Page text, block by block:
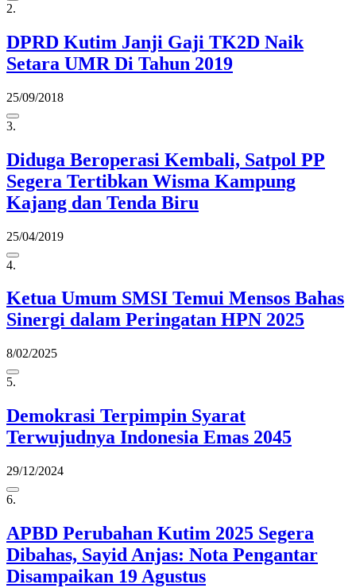
2.
DPRD Kutim Janji Gaji TK2D Naik
Setara UMR Di Tahun 2019
25/09/2018
3.
Diduga Beroperasi Kembali, Satpol PP
Segera Tertibkan Wisma Kampung
Kajang dan Tenda Biru
25/04/2019
4.
Ketua Umum SMSI Temui Mensos Bahas
Sinergi dalam Peringatan HPN 2025
8/02/2025
5.
Demokrasi Terpimpin Syarat
Terwujudnya Indonesia Emas 2045
29/12/2024
6.
APBD Perubahan Kutim 2025 Segera
Dibahas, Sayid Anjas: Nota Pengantar
Disampaikan 19 Agustus